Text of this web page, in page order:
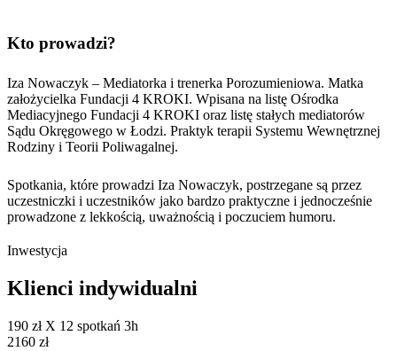
Kto prowadzi?
Iza Nowaczyk – Mediatorka i trenerka Porozumieniowa. Matka
założycielka Fundacji 4 KROKI. Wpisana na listę Ośrodka
Mediacyjnego Fundacji 4 KROKI oraz listę stałych mediatorów
Sądu Okręgowego w Łodzi. Praktyk terapii Systemu Wewnętrznej
Rodziny i Teorii Poliwagalnej.
Spotkania, które prowadzi Iza Nowaczyk, postrzegane są przez
uczestniczki i uczestników jako bardzo praktyczne i jednocześnie
prowadzone z lekkością, uważnością i poczuciem humoru.
Inwestycja
Klienci indywidualni
190 zł X 12 spotkań 3h
2160 zł